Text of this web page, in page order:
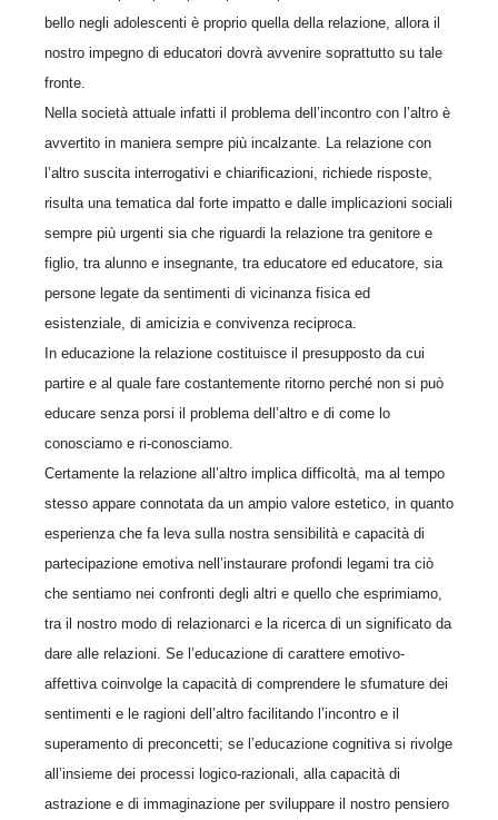
bello negli adolescenti è proprio quella della relazione, allora il
nostro impegno di educatori dovrà avvenire soprattutto su tale
fronte.
Nella società attuale infatti il problema dell’incontro con l’altro è
avvertito in maniera sempre più incalzante. La relazione con
l’altro suscita interrogativi e chiarificazioni, richiede risposte,
risulta una tematica dal forte impatto e dalle implicazioni sociali
sempre più urgenti sia che riguardi la relazione tra genitore e
figlio, tra alunno e insegnante, tra educatore ed educatore, sia
persone legate da sentimenti di vicinanza fisica ed
esistenziale, di amicizia e convivenza reciproca.
In educazione la relazione costituisce il presupposto da cui
partire e al quale fare costantemente ritorno perché non si può
educare senza porsi il problema dell’altro e di come lo
conosciamo e ri-conosciamo.
Certamente la relazione all’altro implica difficoltà, ma al tempo
stesso appare connotata da un ampio valore estetico, in quanto
esperienza che fa leva sulla nostra sensibilità e capacità di
partecipazione emotiva nell’instaurare profondi legami tra ciò
che sentiamo nei confronti degli altri e quello che esprimiamo,
tra il nostro modo di relazionarci e la ricerca di un significato da
dare alle relazioni. Se l’educazione di carattere emotivo-
affettiva coinvolge la capacità di comprendere le sfumature dei
sentimenti e le ragioni dell’altro facilitando l’incontro e il
superamento di preconcetti; se l’educazione cognitiva si rivolge
all’insieme dei processi logico-razionali, alla capacità di
astrazione e di immaginazione per sviluppare il nostro pensiero